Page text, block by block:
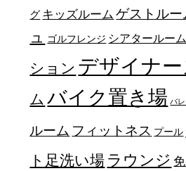
グ キッズルーム ゲストルー
ュ
ゴルフレンジ シアタールーム
ション デザイナ
ム バイク置き場 バ
ルーム フィットネス プール
ト足洗い場 ラウンジ